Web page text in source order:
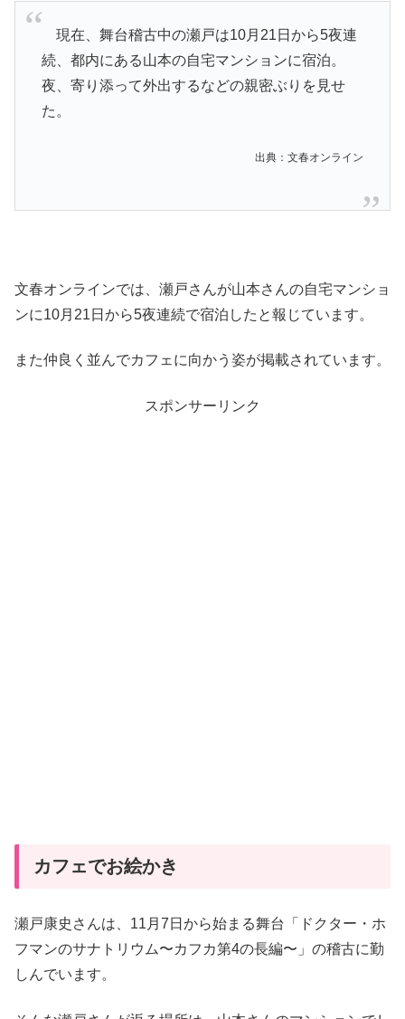
現在、舞台稽古中の瀬戸は10月21日から5夜連
続、都内にある山本の自宅マンションに宿泊。
夜、寄り添って外出するなどの親密ぶりを見せ
た。
出典：文春オンライン
文春オンラインでは、瀬戸さんが山本さんの自宅マンショ
ンに10月21日から5夜連続で宿泊したと報じています。
また仲良く並んでカフェに向かう姿が掲載されています。
スポンサーリンク
カフェでお絵かき
瀬戸康史さんは、11月7日から始まる舞台「ドクター・ホ
フマンのサナトリウム〜カフカ第4の長編〜」の稽古に勤
しんでいます。